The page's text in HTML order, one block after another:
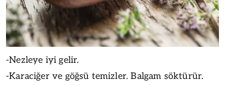
-Nezleye iyi gelir.
-Karaciğer ve göğsü temizler. Balgam söktürür.